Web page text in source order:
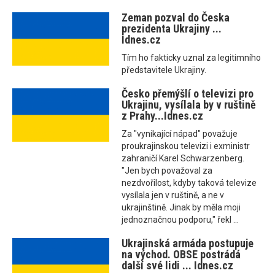
Zeman pozval do Česka
prezidenta Ukrajiny ...
Idnes.cz
Tím ho fakticky uznal za legitimního
představitele Ukrajiny.
Česko přemýšlí o televizi pro
Ukrajinu, vysílala by v ruštině
z Prahy...Idnes.cz
Za "vynikající nápad" považuje
proukrajinskou televizi i exministr
zahraničí Karel Schwarzenberg.
"Jen bych považoval za
nezdvořilost, kdyby taková televize
vysílala jen v ruštině, a ne v
ukrajinštině. Jinak by měla moji
jednoznačnou podporu," řekl ...
Ukrajinská armáda postupuje
na východ. OBSE postrádá
další své lidi ... Idnes.cz